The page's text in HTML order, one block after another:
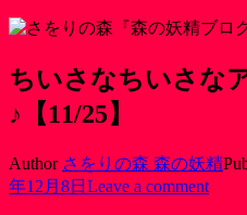
ちいさなちいさな
♪【11/25】
Author さをりの森 森の妖精
年12月8日 Leave a comment